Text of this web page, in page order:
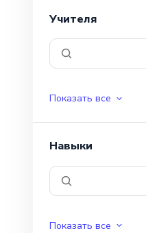
Учителя
Показать все
Навыки
Показать все